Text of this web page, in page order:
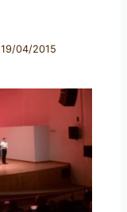
19/04/2015